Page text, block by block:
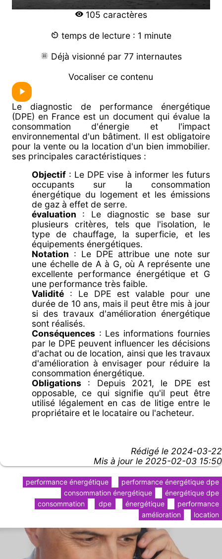
105 caractères
temps de lecture : 1 minute
Déjà visionné par 77 internautes
Vocaliser ce contenu
Le diagnostic de performance énergétique
(DPE) en France est un document qui évalue la
consommation d'énergie et l'impact
environnemental d'un bâtiment. Il est obligatoire
pour la vente ou la location d'un bien immobilier.
ses principales caractéristiques :
Objectif : Le DPE vise à informer les futurs
occupants sur la consommation
énergétique du logement et les émissions
de gaz à effet de serre.
évaluation : Le diagnostic se base sur
plusieurs critères, tels que l'isolation, le
type de chauffage, la superficie, et les
équipements énergétiques.
Notation : Le DPE attribue une note sur
une échelle de A à G, où A représente une
excellente performance énergétique et G
une performance très faible.
Validité : Le DPE est valable pour une
durée de 10 ans, mais il peut être mis à jour
si des travaux d'amélioration énergétique
sont réalisés.
Conséquences : Les informations fournies
par le DPE peuvent influencer les décisions
d'achat ou de location, ainsi que les travaux
d'amélioration à envisager pour réduire la
consommation énergétique.
Obligations : Depuis 2021, le DPE est
opposable, ce qui signifie qu'il peut être
utilisé légalement en cas de litige entre le
propriétaire et le locataire ou l'acheteur.
Rédigé le 2024-03-22
Mis à jour le 2025-02-03 15:50
performance énergétique dpe
performance énergétique
énergétique dpe
consommation énergétique
performance
énergétique
dpe
consommation
location
amélioration